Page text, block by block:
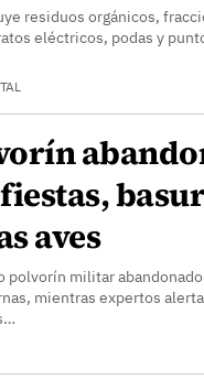
residuos orgánicos,
eléctricos, podas y
aves
polvorín militar
mientras expertos